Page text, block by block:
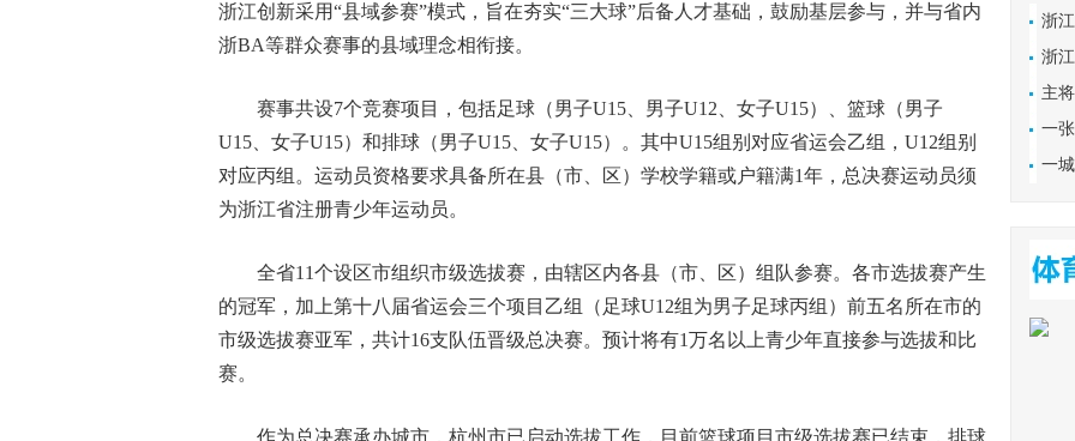
浙江创新采用“县域参赛”模式，旨在夯实“三大球”后备人才基础，鼓励基层参与，并与省内
浙BA等群众赛事的县域理念相衔接。
赛事共设7个竞赛项目，包括足球（男子U15、男子U12、女子U15）、篮球（男子
U15、女子U15）和排球（男子U15、女子U15）。其中U15组别对应省运会乙组，U12组别
对应丙组。运动员资格要求具备所在县（市、区）学校学籍或户籍满1年，总决赛运动员须
为浙江省注册青少年运动员。
全省11个设区市组织市级选拔赛，由辖区内各县（市、区）组队参赛。各市选拔赛产生
的冠军，加上第十八届省运会三个项目乙组（足球U12组为男子足球丙组）前五名所在市的
市级选拔赛亚军，共计16支队伍晋级总决赛。预计将有1万名以上青少年直接参与选拔和比
赛。
作为总决赛承办城市，杭州市已启动选拔工作，目前篮球项目市级选拔赛已结束，排球
【专题
浙
达
浙
后
主
一
事
一